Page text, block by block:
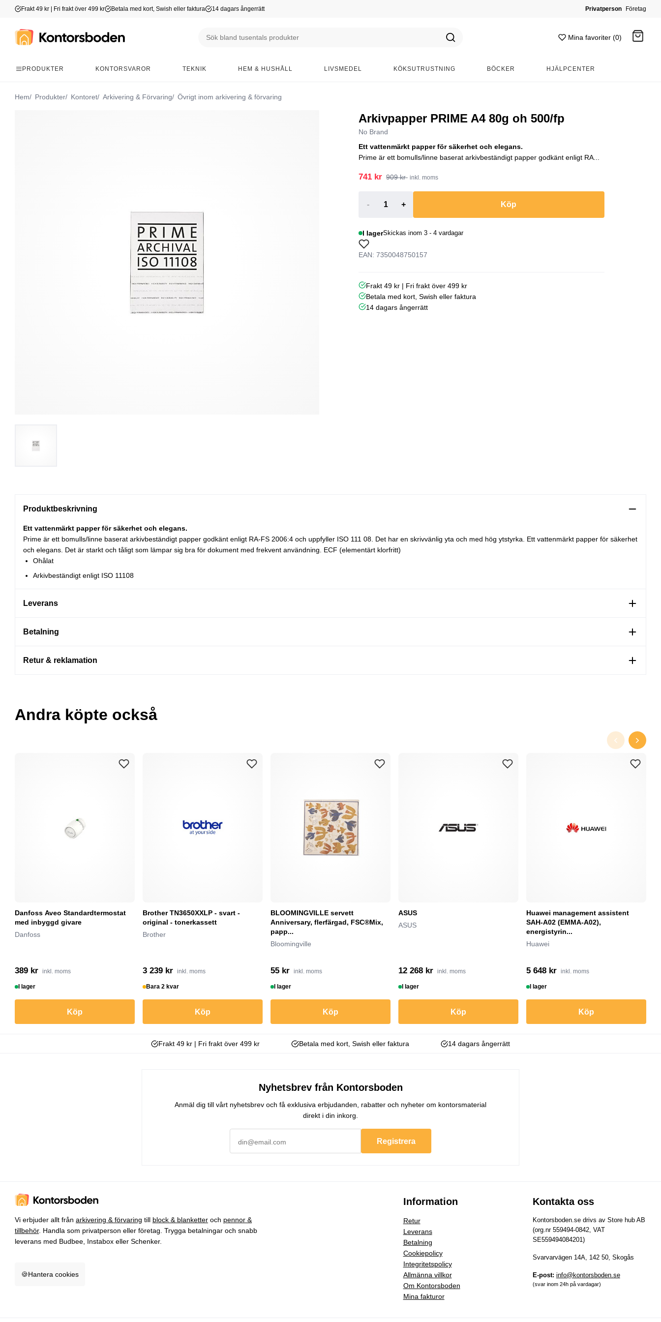
Frakt 49 kr | Fri frakt över 499 kr Betala med kort, Swish eller faktura 14 dagars ångerrätt Privatperson Företag
Mina favoriter (0)
PRODUKTER KONTORSVAROR TEKNIK HEM & HUSHÅLL LIVSMEDEL KÖKSUTRUSTNING BÖCKER HJÄLPCENTER
Hem Produkter Kontoret Arkivering & Förvaring Övrigt inom arkivering & förvaring
Arkivpapper PRIME A4 80g oh 500/fp
No Brand
Ett vattenmärkt papper för säkerhet och elegans.
Prime är ett bomulls/linne baserat arkivbeständigt papper godkänt enligt RA...
741 kr 909 kr inkl. moms
- + Köp
I lagerSkickas inom 3 - 4 vardagar
EAN: 7350048750157
Frakt 49 kr | Fri frakt över 499 kr
Betala med kort, Swish eller faktura
14 dagars ångerrätt
Produktbeskrivning
Ett vattenmärkt papper för säkerhet och elegans.
Prime är ett bomulls/linne baserat arkivbeständigt papper godkänt enligt RA-FS 2006:4 och uppfyller ISO 111 08. Det har en skrivvänlig yta och med hög ytstyrka. Ett vattenmärkt papper för säkerhet
och elegans. Det är starkt och tåligt som lämpar sig bra för dokument med frekvent användning. ECF (elementärt klorfritt)
Ohålat
Arkivbeständigt enligt ISO 11108
Leverans
Betalning
Retur & reklamation
Andra köpte också
Danfoss Aveo Standardtermostat
med inbyggd givare
Danfoss
389 kr inkl. moms
I lager
Köp
Brother TN3650XXLP - svart -
original - tonerkassett
Brother
3 239 kr inkl. moms
Bara 2 kvar
Köp
BLOOMINGVILLE servett
Anniversary, flerfärgad, FSC®Mix,
papp...
Bloomingville
55 kr inkl. moms
I lager
Köp
ASUS
ASUS
12 268 kr inkl. moms
I lager
Köp
Huawei management assistent
SAH-A02 (EMMA-A02),
energistyrin...
Huawei
5 648 kr inkl. moms
I lager
Köp
Frakt 49 kr | Fri frakt över 499 kr Betala med kort, Swish eller faktura 14 dagars ångerrätt
Nyhetsbrev från Kontorsboden
Anmäl dig till vårt nyhetsbrev och få exklusiva erbjudanden, rabatter och nyheter om kontorsmaterial
direkt i din inkorg.
Registrera
Vi erbjuder allt från arkivering & förvaring till block & blanketter och pennor &
tillbehör. Handla som privatperson eller företag. Trygga betalningar och snabb
leverans med Budbee, Instabox eller Schenker.
🍪Hantera cookies
Information
Retur
Leverans
Betalning
Cookiepolicy
Integritetspolicy
Allmänna villkor
Om Kontorsboden
Mina fakturor
Kontakta oss
Kontorsboden.se drivs av Store hub AB
(org.nr 559494-0842, VAT
SE559494084201)
Svarvarvägen 14A, 142 50, Skogås
E-post: info@kontorsboden.se
(svar inom 24h på vardagar)